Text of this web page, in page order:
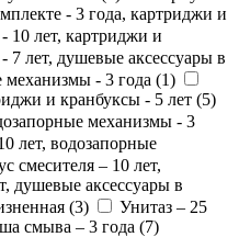
- 3 года, картриджи и
10 лет, картриджи и
7 лет, душевые аксессуары в
механизмы - 3 года (1)
и кранбуксы - 5 лет (5)
механизмы - 3
лет, водозапорные
смесителя – 10 лет,
душевые аксессуары в
(3)
Унитаз – 25
смыва – 3 года (7)